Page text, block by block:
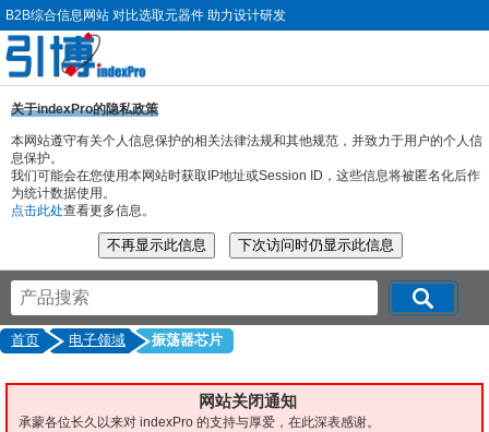
B2B综合信息网站 对比选取元器件 助力设计研发
关于indexPro的隐私政策
本网站遵守有关个人信息保护的相关法律法规和其他规范，并致力于用户的个人信
息保护。
我们可能会在您使用本网站时获取IP地址或Session ID，这些信息将被匿名化后作
为统计数据使用。
点击此处查看更多信息。
首页 电子领域 振荡器芯片
网站关闭通知
承蒙各位长久以来对 indexPro 的支持与厚爱，在此深表感谢。